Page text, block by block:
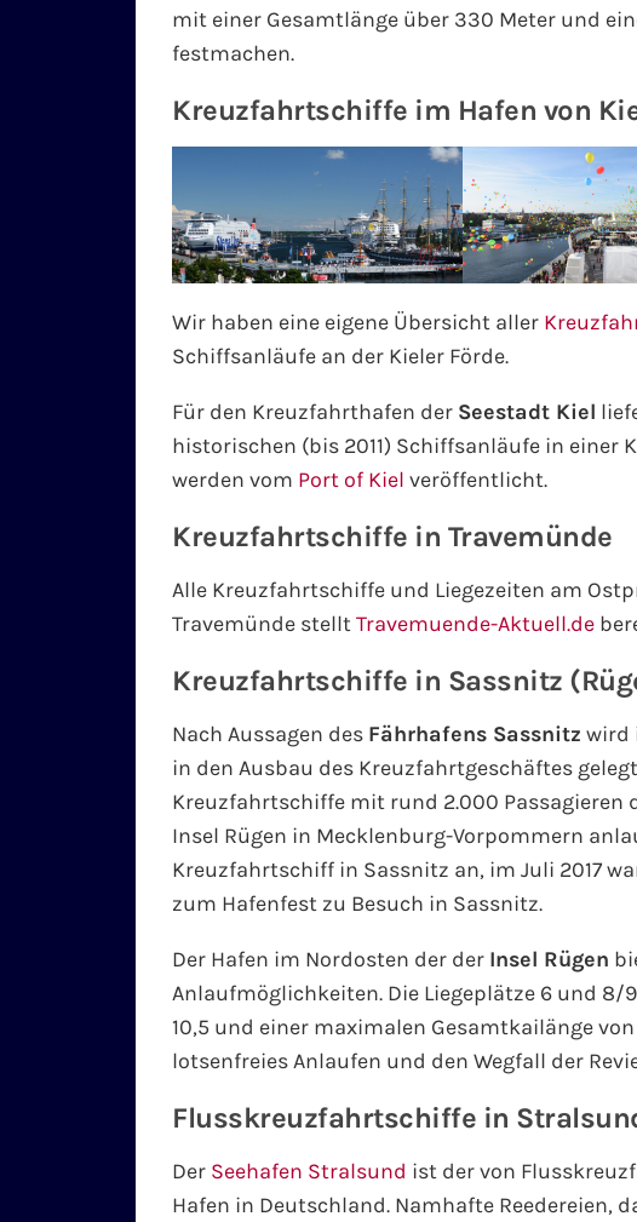
mit einer Gesamtlänge über 330 Meter und
festmachen.
Kreuzfahrtschiffe im Hafen von
Wir haben eine eigene Übersicht aller
Schiffsanläufe an der Kieler Förde.
Für den Kreuzfahrthafen der Seestadt Kiel
historischen (bis 2011) Schiffsanläufe in einer
werden vom Port of Kiel veröffentlicht.
Kreuzfahrtschiffe in Travemünde
Alle Kreuzfahrtschiffe und Liegezeiten am
Travemünde stelltTravemuende-Aktuell.de
Kreuzfahrtschiffe in Sassnitz
Nach Aussagen des Fährhafens Sassnitz wird
in den Ausbau des Kreuzfahrtgeschäftes
Kreuzfahrtschiffe mit rund 2.000 Passagieren
Insel Rügen in Mecklenburg-Vorpommern
Kreuzfahrtschiff in Sassnitz an, im Juli 2017
zum Hafenfest zu Besuch in Sassnitz.
Der Hafen im Nordosten der der Insel Rügen
Anlaufmöglichkeiten. Die Liegeplätze 6 und
10,5 und einer maximalen Gesamtkailänge
lotsenfreies Anlaufen und den Wegfall der
Flusskreuzfahrtschiffe in
Der Seehafen Stralsund ist der von
Hafen in Deutschland. Namhafte Reedereien,